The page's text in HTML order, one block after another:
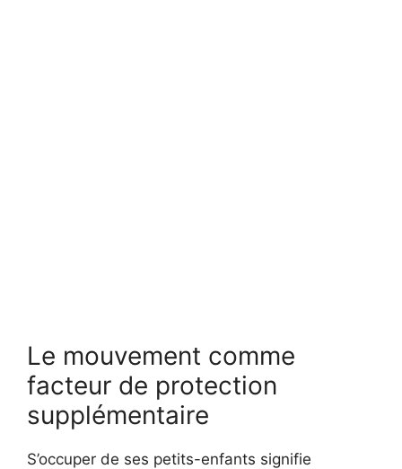
Le mouvement comme
facteur de protection
supplémentaire
S’occuper de ses petits-enfants signifie